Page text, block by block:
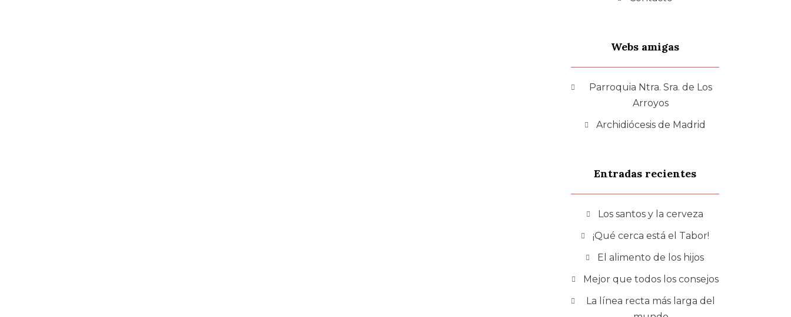
Webs amigas
Parroquia Ntra. Sra. de Los
Arroyos
Archidiócesis de Madrid
Entradas recientes
Los santos y la cerveza
¡Qué cerca está el Tabor!
El alimento de los hijos
Mejor que todos los consejos
La línea recta más larga del